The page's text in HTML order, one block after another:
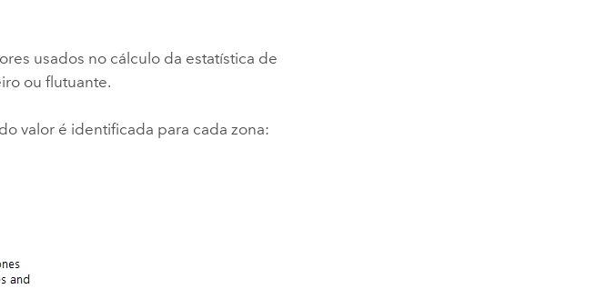
usados no cálculo da estatística de
ou flutuante.
valor é identificada para cada zona: